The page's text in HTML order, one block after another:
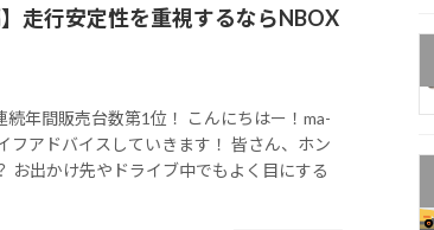
】走行安定性を重視するならNBOX
年間販売台数第1位！ こんにちはー！ma-
フアドバイスしていきます！ 皆さん、ホン
お出かけ先やドライブ中でもよく目にする